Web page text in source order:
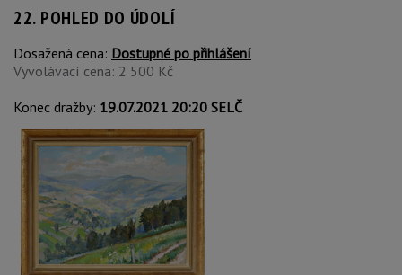
22. POHLED DO ÚDOLÍ
Dosažená cena: Dostupné po přihlášení
Vyvolávací cena: 2 500 Kč
Konec dražby: 19.07.2021 20:20 SELČ